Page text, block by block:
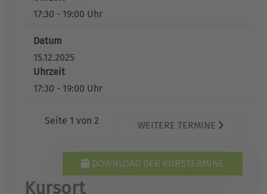
17:30 - 19:00 Uhr
Datum
15.12.2025
Uhrzeit
17:30 - 19:00 Uhr
WEITERE TERMINE
Seite 1 von 2
DOWNLOAD DER KURSTERMINE
Kursort